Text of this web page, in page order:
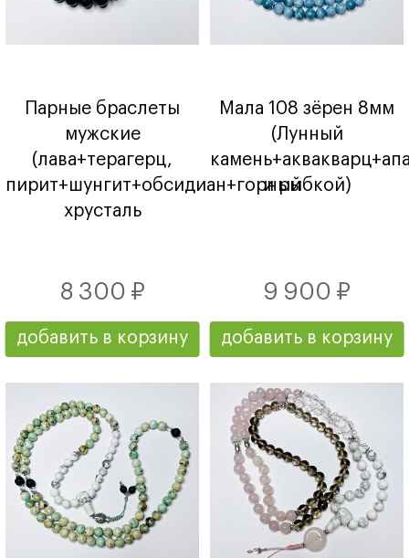
Парные браслеты
мужские
(лава+терагерц,
пирит+шунгит+обсидиан+горный
хрусталь
8 300 ₽
добавить в корзину
Мала 108 зёрен 8мм
(Лунный
и рыбкой)
9 900 ₽
добавить в корзину